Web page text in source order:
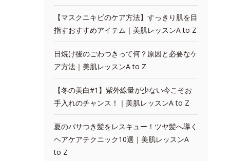
【マスクニキビのケア方法】すっきり肌を目
指すおすすめアイテム｜美肌レッスンA to Z
日焼け後のごわつきって何？原因と必要なケ
ア方法｜美肌レッスンA to Z
【冬の美白#1】紫外線量が少ない今こそお
手入れのチャンス！｜美肌レッスンA to Z
夏のパサつき髪をレスキュー！ツヤ髪へ導く
ヘアケアテクニック10選｜美肌レッスンA
to Z